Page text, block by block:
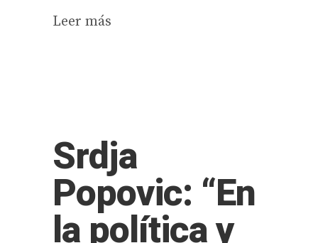
Leer más
Srdja
Popovic: “En
la política y